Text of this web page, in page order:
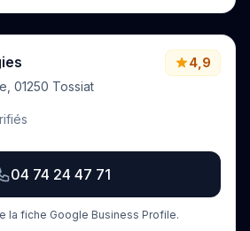
01250 Tossiat
4,9
04 74 24 47 71
la fiche Google Business Profile.